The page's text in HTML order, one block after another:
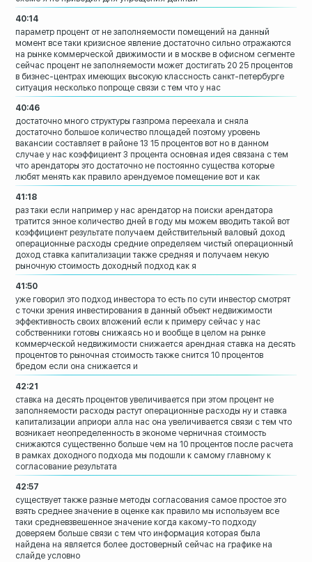
40:14
параметр процент от не заполняемости помещений на данный
момент все таки кризисное явление достаточно сильно отражаются
на рынке коммерческой движимости и в москве в офисном сегменте
сейчас процент не заполняемости может достигать 20 25 процентов
в бизнес-центрах имеющих высокую классность санкт-петербурге
ситуация несколько попроще связи с тем что у нас
40:46
достаточно много структуры газпрома переехала и сняла
достаточно большое количество площадей поэтому уровень
вакансии составляет в районе 13 15 процентов вот но в данном
случае у нас коэффициент 3 процента основная идея связана с тем
что арендаторы это достаточно не постоянно существа которые
любят менять как правило арендуемое помещение вот и как
41:18
раз таки если например у нас арендатор на поиски арендатора
тратится энное количество дней в году мы можем вводить такой вот
коэффициент результате получаем действительный валовый доход
операционные расходы средние определяем чистый операционный
доход ставка капитализации также средняя и получаем некую
рыночную стоимость доходный подход как я
41:50
уже говорил это подход инвестора то есть по сути инвестор смотрят
с точки зрения инвестирования в данный объект недвижимости
эффективность своих вложений если к примеру сейчас у нас
собственники готовы снижаясь но и вообще в целом на рынке
коммерческой недвижимости снижается арендная ставка на десять
процентов то рыночная стоимость также снится 10 процентов
бредом если она снижается и
42:21
ставка на десять процентов увеличивается при этом процент не
заполняемости расходы растут операционные расходы ну и ставка
капитализации априори алла нас она увеличивается связи с тем что
возникает неопределенность в экономе черничная стоимость
снижаются существенно больше чем на 10 процентов после расчета
в рамках доходного подхода мы подошли к самому главному к
согласование результата
42:57
существует также разные методы согласования самое простое это
взять среднее значение в оценке как правило мы используем все
таки средневзвешенное значение когда какому-то подходу
доверяем больше связи с тем что информация которая была
найдена на является более достоверный сейчас на графике на
слайде условно